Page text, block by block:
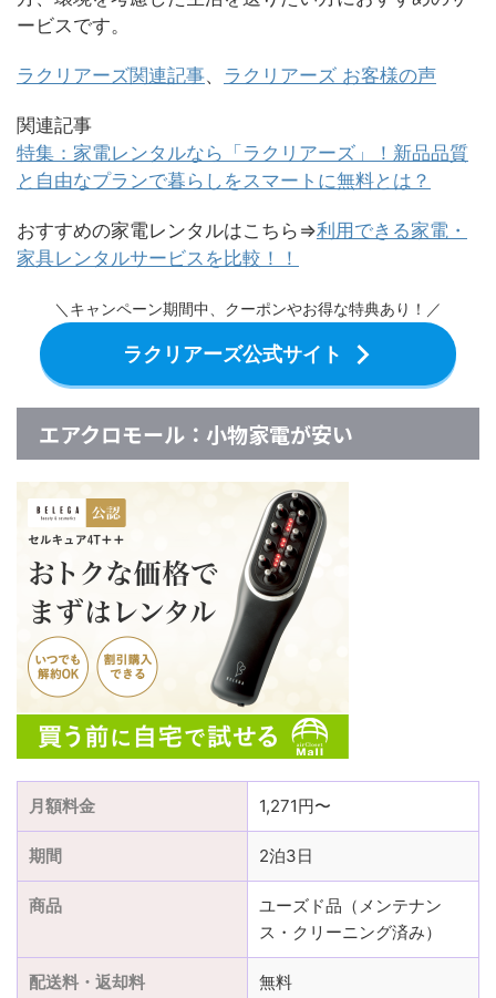
ービスです。
ラクリアーズ関連記事、 ラクリアーズ お客様の声
関連記事
特集：家電レンタルなら「ラクリアーズ」！新品品質
と自由なプランで暮らしをスマートに無料とは？
おすすめの家電レンタルはこちら⇒利用できる家電・
家具レンタルサービスを比較！！
＼キャンペーン期間中、クーポンやお得な特典あり！／
ラクリアーズ公式サイト
エアクロモール：小物家電が安い
月額料金 1,271円〜
期間 2泊3日
商品
ユーズド品（メンテナン
ス・クリーニング済み）
配送料・返却料 無料